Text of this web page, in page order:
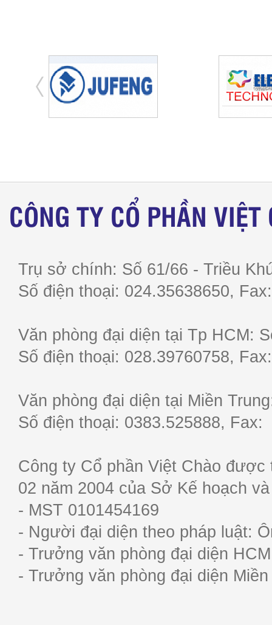
CÔNG TY CỔ PHẦN VIỆT
Trụ sở chính: Số 61/66 - Triều
Số điện thoại: 024.35638650,
Văn phòng đại diện tại Tp HCM:
Số điện thoại: 028.39760758,
Văn phòng đại diện tại Miền
Số điện thoại: 0383.525888,
Công ty Cổ phần Việt Chào được
02 năm 2004 của Sở Kế hoạch
- MST 0101454169
- Người đại diện theo pháp luật:
- Trưởng văn phòng đại diện
- Trưởng văn phòng đại diện